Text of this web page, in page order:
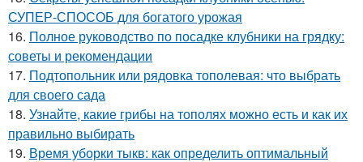
СУПЕР-СПОСОБ для богатого урожая
16. Полное руководство по посадке клубники на грядку:
советы и рекомендации
17. Подтопольник или рядовка тополевая: что выбрать
для своего сада
18. Узнайте, какие грибы на тополях можно есть и как их
правильно выбирать
19. Время уборки тыкв: как определить оптимальный